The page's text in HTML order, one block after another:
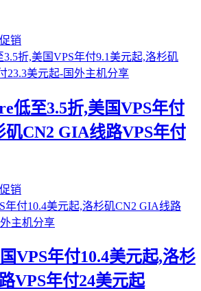
销
低至3.5折,美国VPS年付
矶CN2 GIA线路VPS年付
销
VPS年付10.4美元起,洛杉
VPS年付24美元起